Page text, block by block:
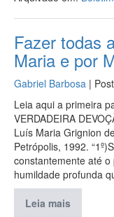
Fazer todas
Maria e por
Gabriel Barbosa |
Leia aqui a primeira
VERDADEIRA
Luís Maria Grignion
Petrópolis, 1992.
constantemente até o
humildade profunda
Leia mais